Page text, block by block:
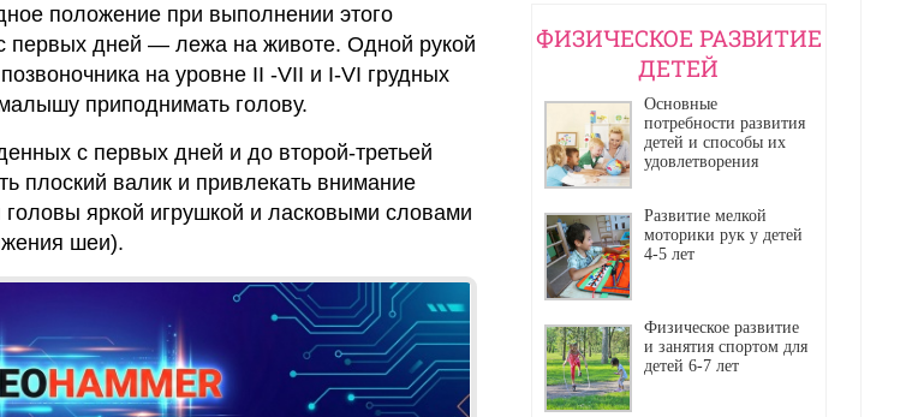
положение при выполнении этого
первых дней — лежа на животе. Одной рукой
на уровне II -VII и I-VI грудных
приподнимать голову.
с первых дней и до второй-третьей
плоский валик и привлекать внимание
яркой игрушкой и ласковыми словами
шеи).
ФИЗИЧЕСКОЕ РАЗВИТИЕ
ДЕТЕЙ
Основные
потребности развития
детей и способы их
удовлетворения
Развитие мелкой
моторики рук у детей
4-5 лет
Физическое развитие
и занятия спортом для
детей 6-7 лет